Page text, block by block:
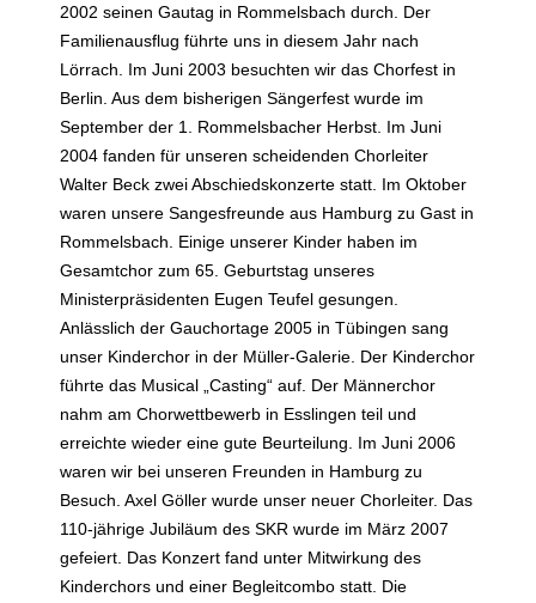
2002 seinen Gautag in Rommelsbach durch. Der
Familienausflug führte uns in diesem Jahr nach
Lörrach. Im Juni 2003 besuchten wir das Chorfest in
Berlin. Aus dem bisherigen Sängerfest wurde im
September der 1. Rommelsbacher Herbst. Im Juni
2004 fanden für unseren scheidenden Chorleiter
Walter Beck zwei Abschiedskonzerte statt. Im Oktober
waren unsere Sangesfreunde aus Hamburg zu Gast in
Rommelsbach. Einige unserer Kinder haben im
Gesamtchor zum 65. Geburtstag unseres
Ministerpräsidenten Eugen Teufel gesungen.
Anlässlich der Gauchortage 2005 in Tübingen sang
unser Kinderchor in der Müller-Galerie. Der Kinderchor
führte das Musical „Casting“ auf. Der Männerchor
nahm am Chorwettbewerb in Esslingen teil und
erreichte wieder eine gute Beurteilung. Im Juni 2006
waren wir bei unseren Freunden in Hamburg zu
Besuch. Axel Göller wurde unser neuer Chorleiter. Das
110-jährige Jubiläum des SKR wurde im März 2007
gefeiert. Das Konzert fand unter Mitwirkung des
Kinderchors und einer Begleitcombo statt. Die